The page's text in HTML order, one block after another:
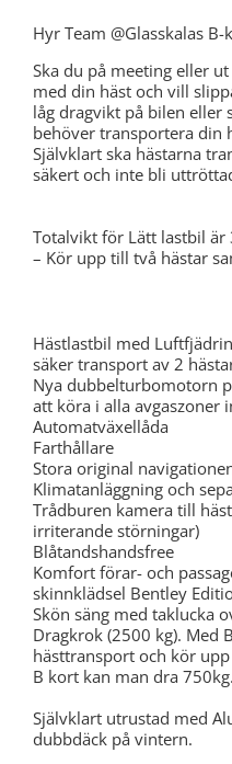
Hyr Team @Glasskalas
Ska du på meeting eller
med din häst och vill
låg dragvikt på bilen eller
behöver transportera din
Självklart ska hästarna
säkert och inte bli
Totalvikt för Lätt lastbil
– Kör upp till två hästar
Hästlastbil med
säker transport av 2
Nya dubbelturbomotorn
att köra i alla avgaszoner
Automatväxellåda
Farthållare
Stora original
Klimatanläggning och
Trådburen kamera till
irriterande störningar)
Blåtandshandsfree
Komfort förar- och
skinnklädsel Bentley
Skön säng med taklucka
Dragkrok (2500 kg). Med
hästtransport och kör
B kort kan man dra 750kg.
Självklart utrustad med
dubbdäck på vintern.